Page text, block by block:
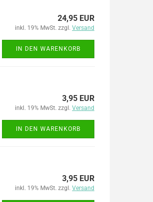
24,95 EUR
inkl. 19% MwSt. zzgl. Versand
IN DEN WARENKORB
3,95 EUR
inkl. 19% MwSt. zzgl. Versand
IN DEN WARENKORB
3,95 EUR
inkl. 19% MwSt. zzgl. Versand